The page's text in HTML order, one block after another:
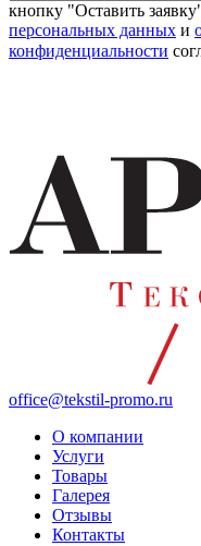
кнопку "Оставить
персональных данных и
конфиденциальности
office@tekstil-promo.ru
О компании
Услуги
Товары
Галерея
Отзывы
Контакты